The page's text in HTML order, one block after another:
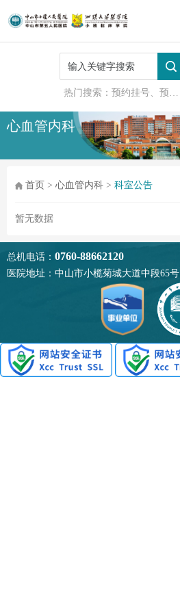
热门搜索：预约挂号、预防接种
心血管内科
首页 >心血管内科 >科室公告
暂无数据
总机电话： 0760-88662120
医院地址：中山市小榄菊城大道中段65号